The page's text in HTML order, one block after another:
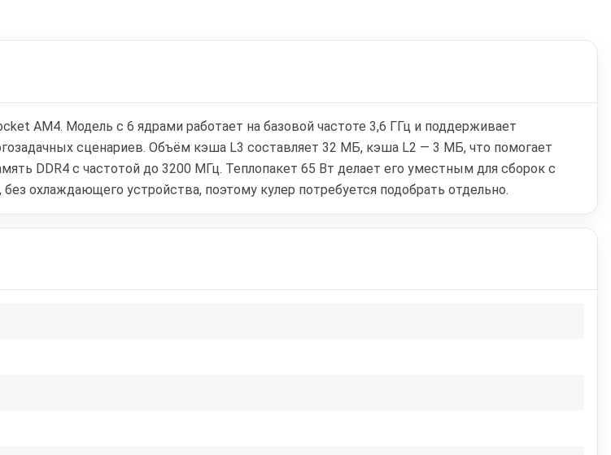
AM4. Модель с 6 ядрами работает на базовой частоте 3,6 ГГц и поддерживает
сценариев. Объём кэша L3 составляет 32 МБ, кэша L2 — 3 МБ, что помогает
DDR4 с частотой до 3200 МГц. Теплопакет 65 Вт делает его уместным для сборок с
охлаждающего устройства, поэтому кулер потребуется подобрать отдельно.